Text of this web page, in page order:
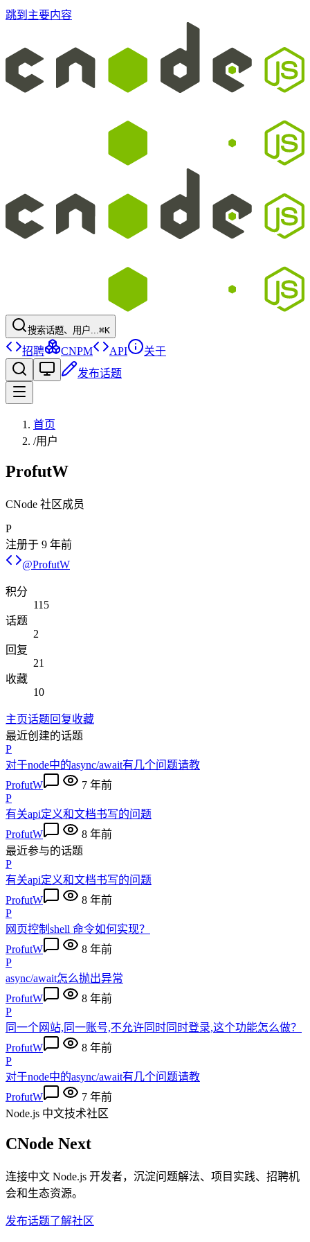
跳到主要内容
搜索话题、用户...⌘K
招聘 CNPM API
关于
发布话题
首页
/用户
ProfutW
CNode 社区成员
P
注册于 9 年前
@ProfutW
积分
115
话题
2
回复
21
收藏
10
主页话题回复收藏
最近创建的话题
P
对于node中的async/await有几个问题请教
ProfutW
7 年前
P
有关api定义和文档书写的问题
ProfutW
8 年前
最近参与的话题
P
有关api定义和文档书写的问题
ProfutW
8 年前
P
网页控制shell 命令如何实现？
ProfutW
8 年前
P
async/await怎么抛出异常
ProfutW
8 年前
P
同一个网站,同一账号,不允许同时同时登录,这个功能怎么做？
ProfutW
8 年前
P
对于node中的async/await有几个问题请教
ProfutW
7 年前
Node.js 中文技术社区
CNode Next
连接中文 Node.js 开发者，沉淀问题解法、项目实践、招聘机
会和生态资源。
发布话题了解社区